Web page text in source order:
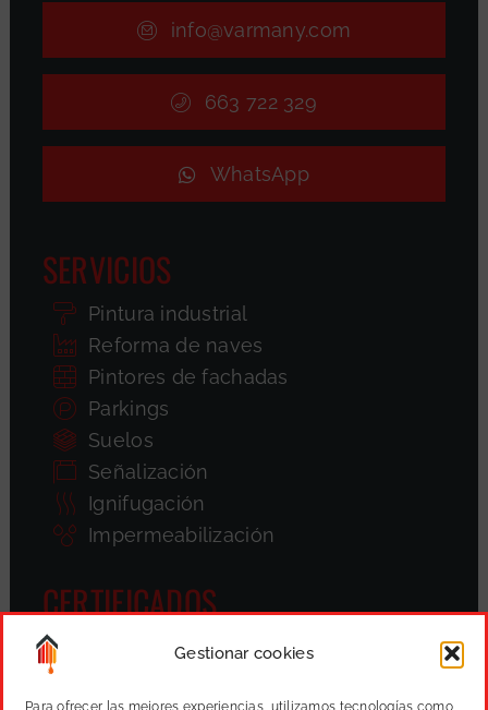
Gestionar cookies
Para ofrecer las mejores experiencias, utilizamos tecnologías como
info@varmany.com
663 722 329
WhatsApp
SERVICIOS
Pintura industrial
Reforma de naves
Pintores de fachadas
Parkings
Suelos
Señalización
Ignifugación
Impermeabilización
CERTIFICADOS